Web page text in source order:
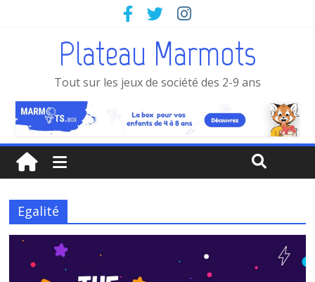
Plateau Marmots
Tout sur les jeux de société des 2-9 ans
Egalité